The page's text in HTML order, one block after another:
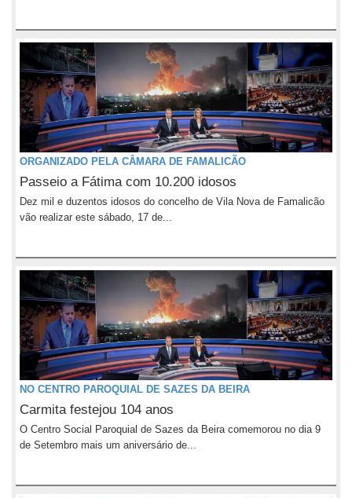
ORGANIZADO PELA CÂMARA DE FAMALICÃO
Passeio a Fátima com 10.200 idosos
Dez mil e duzentos idosos do concelho de Vila Nova de Famalicão
vão realizar este sábado, 17 de...
NO CENTRO PAROQUIAL DE SAZES DA BEIRA
Carmita festejou 104 anos
O Centro Social Paroquial de Sazes da Beira comemorou no dia 9
de Setembro mais um aniversário de...